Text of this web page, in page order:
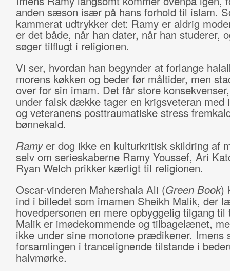
anden sæson især på hans forhold til islam.
kammerat udtrykker det: Ramy er aldrig
er det både, når han dater, når han studerer,
søger tilflugt i religionen.
Vi ser, hvordan han begynder at forlange
morens køkken og beder før måltider, men
over for sin imam. Det får store
under falsk dække tager en krigsveteran med
og veteranens posttraumatiske stress
bønnekald.
Ramyer dog ikke en kulturkritisk skildring af
selv om serieskaberne Ramy Youssef, Ari
Ryan Welch prikker kærligt til religionen.
Oscar-vinderen Mahershala Ali (Green Book)
ind i billedet som imamen Sheikh Malik, der
hovedpersonen en mere opbyggelig tilgang til
Malik er imødekommende og tilbagelænet,
ikke under sine monotone prædikener. Imens
forsamlingen i trancelignende tilstande i
halvmørke.